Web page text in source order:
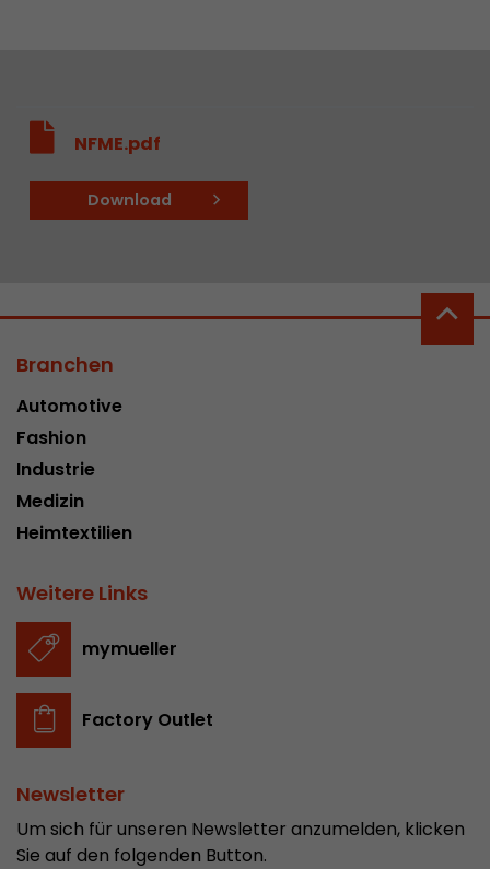
NFME.pdf
Download
Branchen
Automotive
Fashion
Industrie
Medizin
Heimtextilien
Weitere Links
mymueller
Factory Outlet
Newsletter
Um sich für unseren Newsletter anzumelden, klicken
Sie auf den folgenden Button.